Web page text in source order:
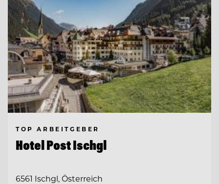
TOP ARBEITGEBER
Hotel Post Ischgl
6561 Ischgl, Österreich